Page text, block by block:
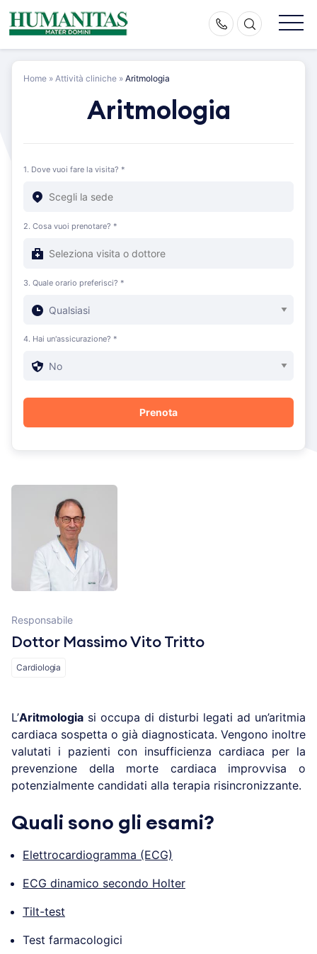
Skip
to
Home » Attività cliniche » Aritmologia
Aritmologia
1. Dove vuoi fare la visita? *
2. Cosa vuoi prenotare? *
3. Quale orario preferisci? *
4. Hai un'assicurazione? *
L’Aritmologia si occupa di disturbi legati ad un’aritmia
cardiaca sospetta o già diagnosticata. Vengono inoltre
valutati i pazienti con insufficienza cardiaca per la
prevenzione della morte cardiaca improvvisa o
potenzialmente candidati alla terapia risincronizzante.
Quali sono gli esami?
Elettrocardiogramma (ECG)
ECG dinamico secondo Holter
Tilt-test
Test farmacologici
Responsabile
Dottor Massimo Vito Tritto
Cardiologia